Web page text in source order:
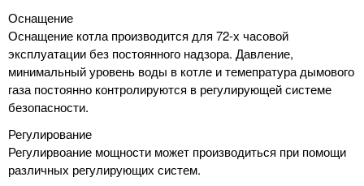
Оснащение
Оснащение котла производится для 72-х часовой
эксплуатации без постоянного надзора. Давление,
минимальный уровень воды в котле и темепратура дымового
газа постоянно контролируются в регулирующей системе
безопасности.
Регулирование
Регулирвоание мощности может производиться при помощи
различных регулирующих систем.